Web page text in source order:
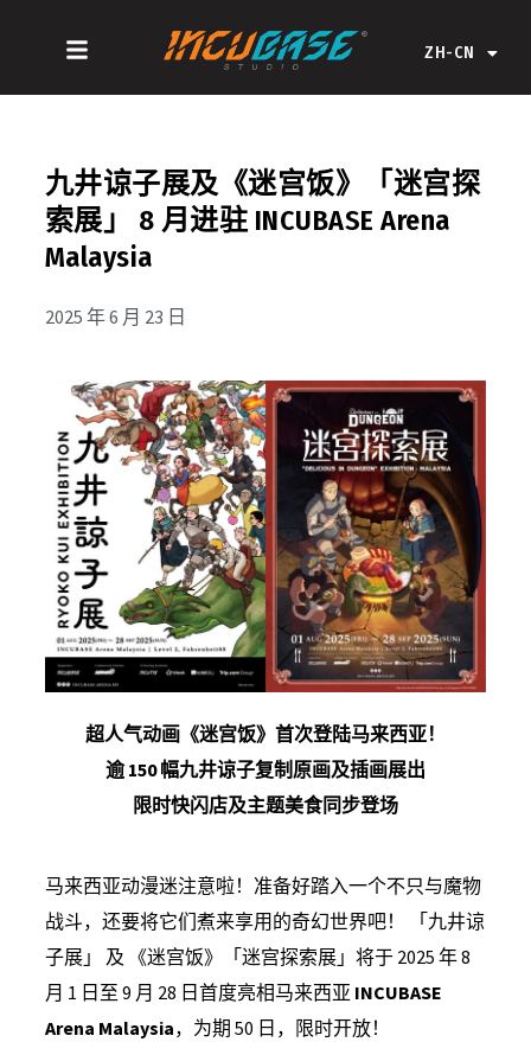
容
ZH-CN
ZH-HK
九井谅子展及《迷宫饭》「迷宫探
索展」 8 月进驻 INCUBASE Arena
Malaysia
2025 年 6 月 23 日
超人气动画《迷宫饭》首次登陆马来西亚！
逾 150幅九井谅子复制原画及插画展出
限时快闪店及主题美食同步登场
马来西亚动漫迷注意啦！准备好踏入一个不只与魔物
战斗，还要将它们煮来享用的奇幻世界吧！ 「九井谅
子展」 及 《迷宫饭》「迷宫探索展」将于 2025 年 8
月 1 日至 9 月 28 日首度亮相马来西亚 INCUBASE
Arena Malaysia，为期 50 日，限时开放！